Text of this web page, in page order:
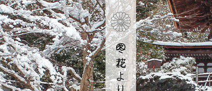
冬の花だより